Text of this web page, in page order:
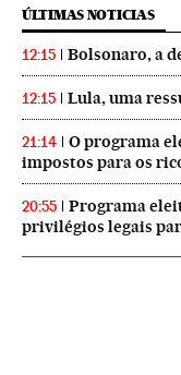
ÚLTIMAS NOTICIAS
12:15 Bolsonaro, a
12:15 Lula, uma
21:14
O programa
impostos para os
20:55
Programa
privilégios legais